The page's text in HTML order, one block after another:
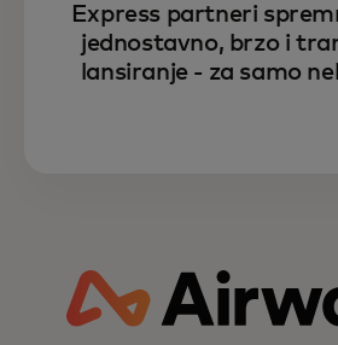
Mastercard može
fintech rast kroz moć
Express partneri
jednostavno, brzo i
lansiranje - za samo